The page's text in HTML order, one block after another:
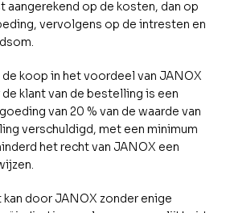
aangerekend op de kosten, dan op
vervolgens op de intresten en
koop in het voordeel van JANOX
klant van de bestelling is een
van 20 % van de waarde van
verschuldigd, met een minimum
het recht van JANOX een
door JANOX zonder enige